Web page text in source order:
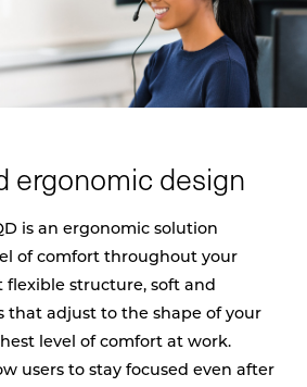
ergonomic design
is an ergonomic solution
of comfort throughout your
flexible structure, soft and
that adjust to the shape of your
level of comfort at work.
users to stay focused even after